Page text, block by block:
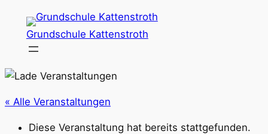
Grundschule Kattenstroth
« Alle Veranstaltungen
Diese Veranstaltung hat bereits stattgefunden.